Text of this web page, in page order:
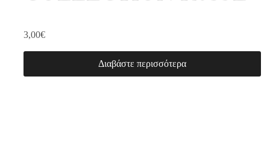
3,00€
Διαβάστε περισσότερα